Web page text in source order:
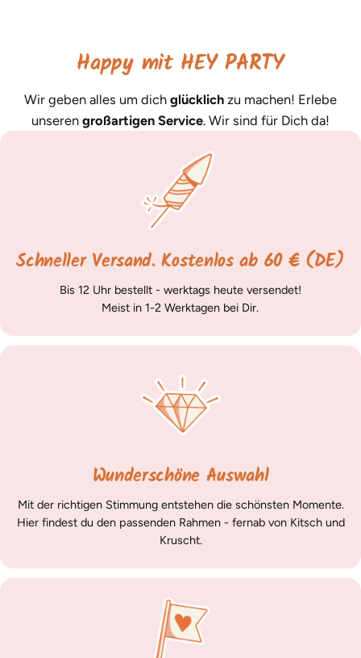
Happy mit HEY PARTY
Wir geben alles um dich glücklich zu machen! Erlebe
unseren großartigen Service. Wir sind für Dich da!
Schneller Versand. Kostenlos ab 60 € (DE)
Bis 12 Uhr bestellt - werktags heute versendet!
Meist in 1-2 Werktagen bei Dir.
Wunderschöne Auswahl
Mit der richtigen Stimmung entstehen die schönsten Momente.
Hier findest du den passenden Rahmen - fernab von Kitsch und
Kruscht.